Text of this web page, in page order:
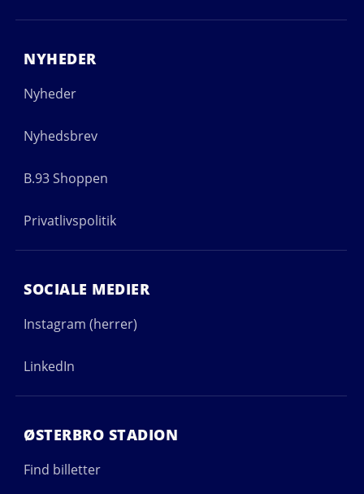
NYHEDER
Nyheder
Nyhedsbrev
B.93 Shoppen
Privatlivspolitik
SOCIALE MEDIER
Instagram (herrer)
LinkedIn
ØSTERBRO STADION
Find billetter